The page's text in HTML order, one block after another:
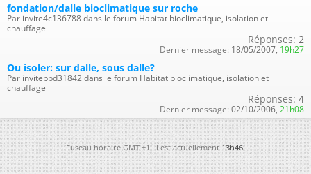
fondation/dalle bioclimatique sur roche
Par invite4c136788 dans le forum Habitat bioclimatique, isolation et
chauffage
Réponses: 2
Dernier message: 18/05/2007, 19h27
Ou isoler: sur dalle, sous dalle?
Par invitebbd31842 dans le forum Habitat bioclimatique, isolation et
chauffage
Réponses: 4
Dernier message: 02/10/2006, 21h08
Fuseau horaire GMT +1. Il est actuellement13h46.